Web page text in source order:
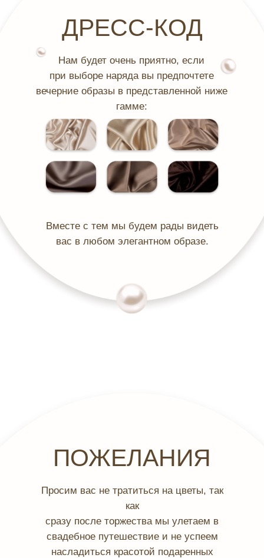
ДРЕСС-КОД
Нам будет очень приятно, если
при выборе наряда вы предпочтете
вечерние образы в представленной ниже
гамме:
Вместе с тем мы будем рады видеть
вас в любом элегантном образе.
Просим вас не тратиться на цветы, так
как
сразу после торжества мы улетаем в
свадебное путешествие и не успеем
насладиться красотой подаренных
ПОЖЕЛАНИЯ